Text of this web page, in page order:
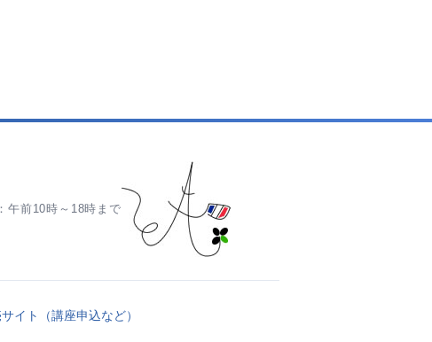
午前10時～18時まで
イト（講座申込など）